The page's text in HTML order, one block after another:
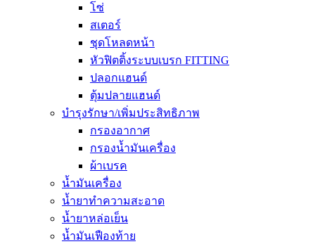
โซ่
สเตอร์
ชุดโหลดหน้า
หัวฟิตติ้งระบบเบรก FITTING
ปลอกแฮนด์
ตุ้มปลายแฮนด์
บำรุงรักษา/เพิ่มประสิทธิภาพ
กรองอากาศ
กรองน้ำมันเครื่อง
ผ้าเบรค
น้ำมันเครื่อง
น้ำยาทำความสะอาด
น้ำยาหล่อเย็น
น้ำมันเฟืองท้าย